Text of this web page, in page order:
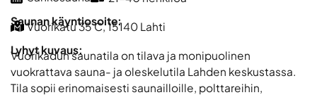
Saunan käyntiosoite:
Vuorikatu 35 C, 15140 Lahti
Lyhyt kuvaus:
Vuorikadun saunatila on tilava ja monipuolinen
vuokrattava sauna- ja oleskelutila Lahden keskustassa.
Tila sopii erinomaisesti saunailloille, polttareihin,